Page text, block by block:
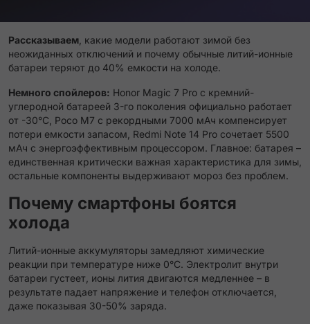
Рассказываем , какие модели работают зимой без
неожиданных отключений и почему обычные литий-ионные
батареи теряют до 40% емкости на холоде.
Немного спойлеров: Honor Magic 7 Pro с кремний-
углеродной батареей 3-го поколения официально работает
от -30°C, Poco M7 с рекордными 7000 мАч компенсирует
потери емкости запасом, Redmi Note 14 Pro сочетает 5500
мАч с энергоэффективным процессором. Главное: батарея –
единственная критически важная характеристика для зимы,
остальные компоненты выдерживают мороз без проблем.
Почему смартфоны боятся
холода
Литий-ионные аккумуляторы замедляют химические
реакции при температуре ниже 0°C. Электролит внутри
батареи густеет, ионы лития двигаются медленнее – в
результате падает напряжение и телефон отключается,
даже показывая 30-50% заряда.